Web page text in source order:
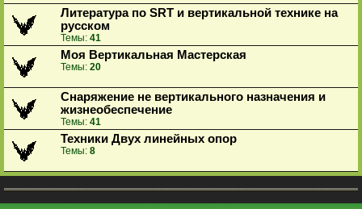
Литература по SRT и вертикальной технике на
русском
Темы: 41
Моя Вертикальная Мастерская
Темы: 20
Снаряжение не вертикального назначения и
жизнеобеспечение
Темы: 41
Техники Двух линейных опор
Темы: 8